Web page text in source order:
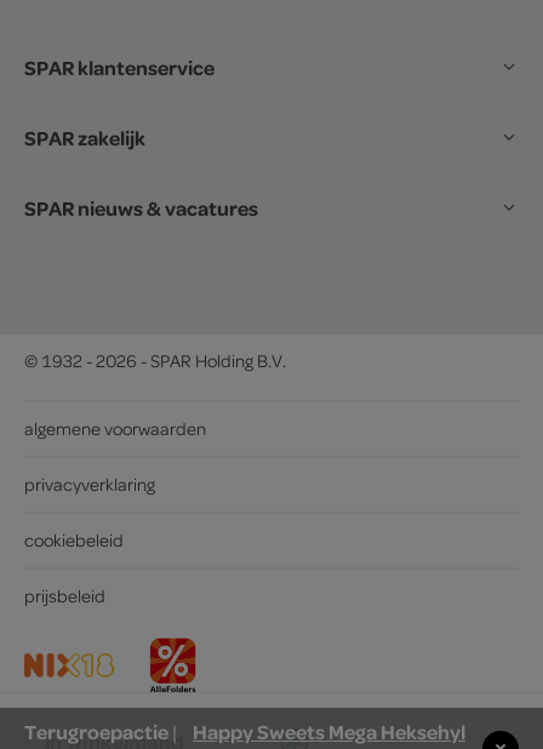
in winkelmand
SPAR klantenservice
SPAR zakelijk
SPAR nieuws & vacatures
© 1932 - 2026 - SPAR Holding B.V.
algemene voorwaarden
privacyverklaring
cookiebeleid
prijsbeleid
Terugroepactie| Happy Sweets Mega Heksehyl